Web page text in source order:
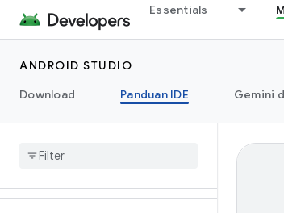
Essentials
ANDROID STUDIO
Download
Panduan IDE Gemini